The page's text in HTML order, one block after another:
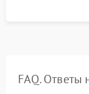
FAQ. Ответы